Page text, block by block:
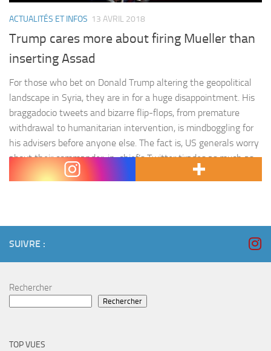
ACTUALITÉS ET INFOS 13 AVRIL 2018
Trump cares more about firing Mueller than
inserting Assad
For those who bet on Donald Trump altering the geopolitical
landscape in Syria, they are in for a huge disappointment. His
braggadocio tweets and bizarre flip-flops, from premature
withdrawal to humanitarian intervention, is mindboggling for
his advisers before anyone else. The fact is, US generals worry
about their commander-in-chief’s Twitter tirades as much as
SUIVRE :
Rechercher
Rechercher
TOP VUES